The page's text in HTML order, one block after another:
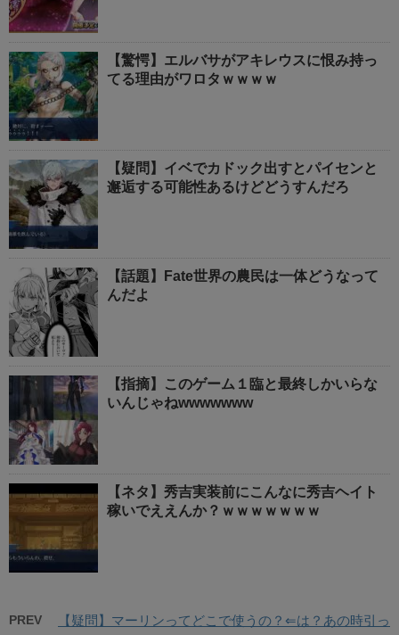
【驚愕】エルバサがアキレウスに恨み持っ
てる理由がワロタｗｗｗｗ
【疑問】イベでカドック出すとパイセンと
邂逅する可能性あるけどどうすんだろ
【話題】Fate世界の農民は一体どうなって
んだよ
【指摘】このゲーム１臨と最終しかいらな
いんじゃねwwwwwww
【ネタ】秀吉実装前にこんなに秀吉ヘイト
稼いでええんか？ｗｗｗｗｗｗｗ
PREV
【疑問】マーリンってどこで使うの？⇐は？あの時引っ